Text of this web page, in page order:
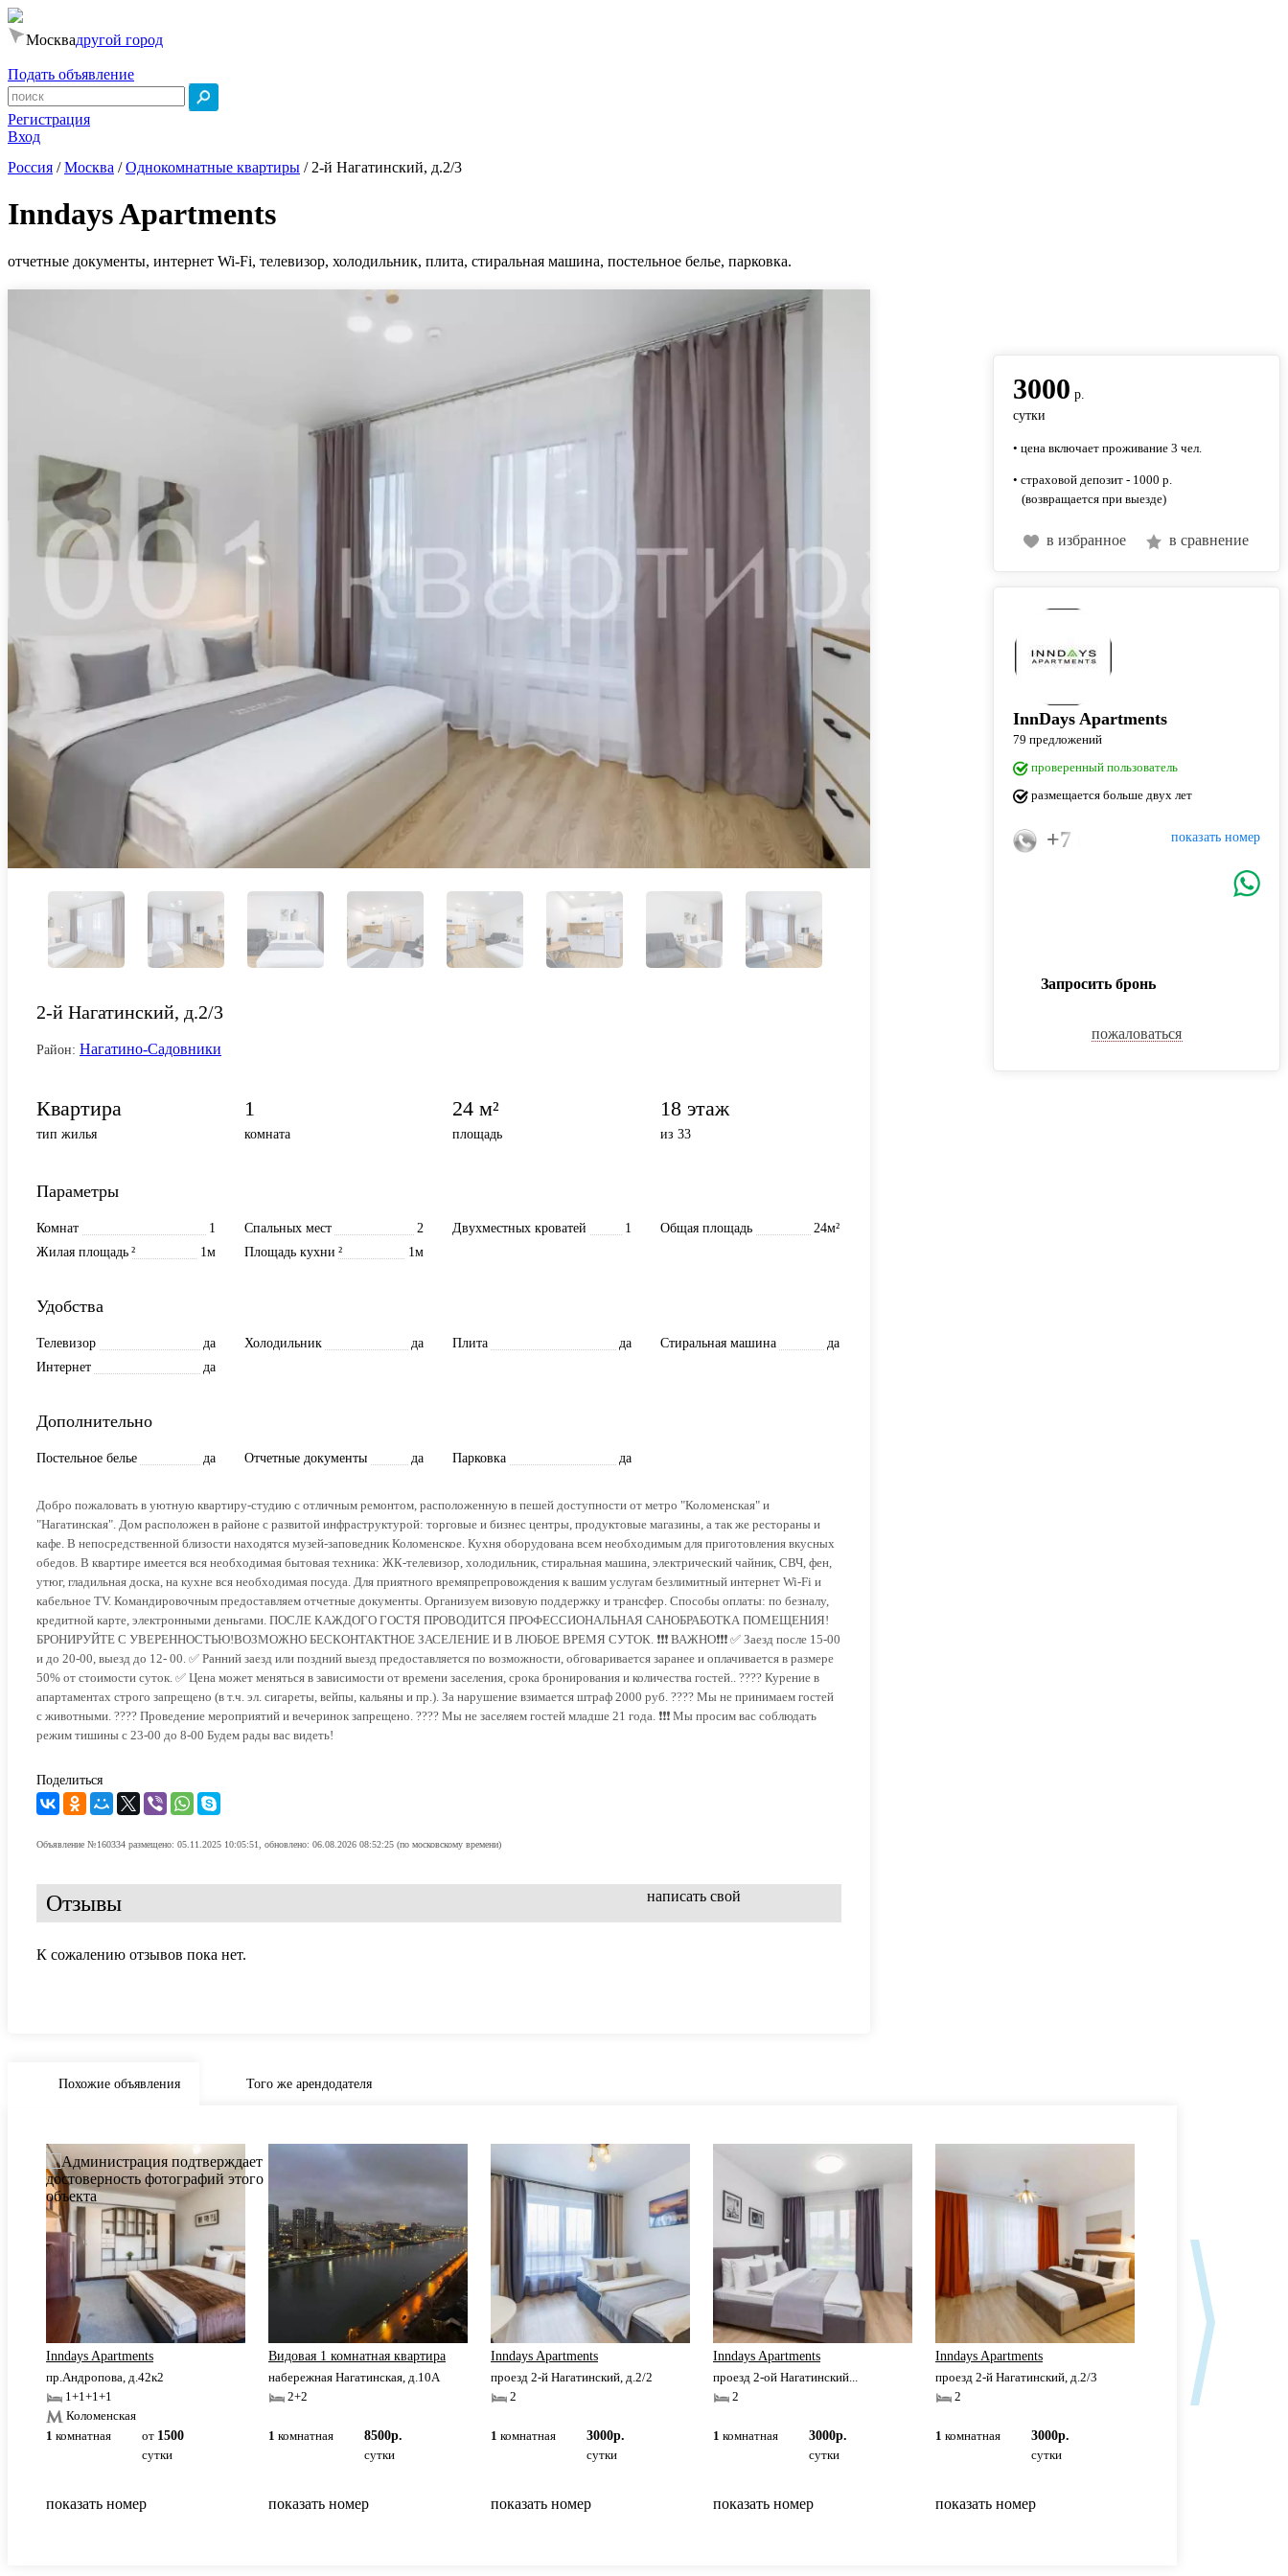
Москвадругой город
Подать объявление
Регистрация
Вход
Россия /Москва /Однокомнатные квартиры / 2-й Нагатинский, д.2/3
Inndays Apartments
отчетные документы, интернет Wi-Fi, телевизор, холодильник, плита, стиральная машина, постельное белье, парковка.
2-й Нагатинский, д.2/3
Район: Нагатино-Садовники
Квартира
тип жилья
1
комната
24 м²
площадь
18 этаж
из 33
Параметры
Комнат 1 Спальных мест 2 Двухместных кроватей 1 Общая площадь
24м²
Жилая площадь
1м
² Площадь кухни 1м
²
Удобства
Телевизор да Холодильник да Плита да Стиральная машина
да
Интернет
да
Дополнительно
Постельное белье да Отчетные документы да Парковка да
Добро пожаловать в уютную квартиру-студию с отличным ремонтом, расположенную в пешей доступности от метро "Коломенская" и
"Нагатинская". Дом расположен в районе с развитой инфраструктурой: торговые и бизнес центры, продуктовые магазины, а так же рестораны и
кафе. В непосредственной близости находятся музей-заповедник Коломенское. Кухня оборудована всем необходимым для приготовления вкусных
обедов. В квартире имеется вся необходимая бытовая техника: ЖК-телевизор, холодильник, стиральная машина, электрический чайник, СВЧ, фен,
утюг, гладильная доска, на кухне вся необходимая посуда. Для приятного времяпрепровождения к вашим услугам безлимитный интернет Wi-Fi и
кабельное TV. Командировочным предоставляем отчетные документы. Организуем визовую поддержку и трансфер. Способы оплаты: по безналу,
кредитной карте, электронными деньгами. ПОСЛЕ КАЖДОГО ГОСТЯ ПРОВОДИТСЯ ПРОФЕССИОНАЛЬНАЯ САНОБРАБОТКА ПОМЕЩЕНИЯ!
БРОНИРУЙТЕ С УВЕРЕННОСТЬЮ!ВОЗМОЖНО БЕСКОНТАКТНОЕ ЗАСЕЛЕНИЕ И В ЛЮБОЕ ВРЕМЯ СУТОК. ❗️❗️❗️ ВАЖНО❗️❗️❗️ ✅ Заезд после 15-00
и до 20-00, выезд до 12- 00. ✅ Ранний заезд или поздний выезд предоставляется по возможности, обговаривается заранее и оплачивается в размере
50% от стоимости суток. ✅ Цена может меняться в зависимости от времени заселения, срока бронирования и количества гостей.. ???? Курение в
апартаментах строго запрещено (в т.ч. эл. сигареты, вейпы, кальяны и пр.). За нарушение взимается штраф 2000 руб. ???? Мы не принимаем гостей
с животными. ???? Проведение мероприятий и вечеринок запрещено. ???? Мы не заселяем гостей младше 21 года. ❗️❗️❗️ Мы просим вас соблюдать
режим тишины с 23-00 до 8-00 Будем рады вас видеть!
Поделиться
Объявление №160334 размещено: 05.11.2025 10:05:51, обновлено: 06.08.2026 08:52:25 (по московскому времени)
Отзывы написать свой
К сожалению отзывов пока нет.
3000 р.
сутки
• цена включает проживание 3 чел.
• страховой депозит - 1000 р.
(возвращается при выезде)
в избранное в сравнение
InnDays Apartments
79 предложений
проверенный пользователь
размещается больше двух лет
показать номер
+7 (915) 018-37-33
Запросить бронь
пожаловаться
Похожие объявления Того же арендодателя
Inndays Apartments
пр.Андропова, д.42к2
1+1+1+1
Коломенская
1 комнатная от 1500
сутки
показать номер
Видовая 1 комнатная квартира
набережная Нагатинская, д.10А
2+2
1 комнатная
8500р.
сутки
показать номер
Inndays Apartments
проезд 2-й Нагатинский, д.2/2
2
1 комнатная
3000р.
сутки
показать номер
Inndays Apartments
проезд 2-ой Нагатинский...
2
1 комнатная
3000р.
сутки
показать номер
Inndays Apartments
проезд 2-й Нагатинский, д.2/3
2
1 комнатная
3000р.
сутки
показать номер
Уютная студия
проезд 2-й